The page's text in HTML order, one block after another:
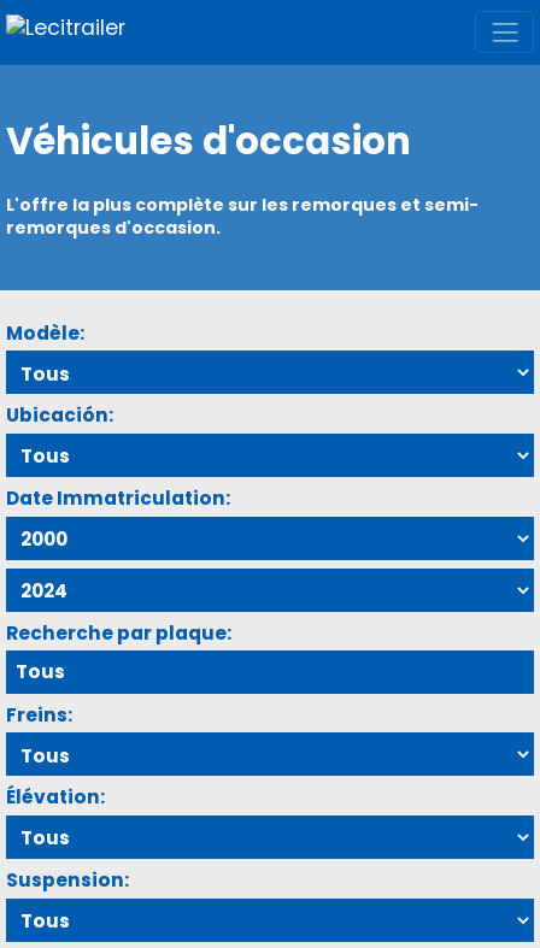
Véhicules d'occasion
L'offre la plus complète sur les remorques et semi-
remorques d'occasion.
Modèle:
Ubicación:
Date Immatriculation:
Recherche par plaque:
Freins:
Élévation:
Suspension: